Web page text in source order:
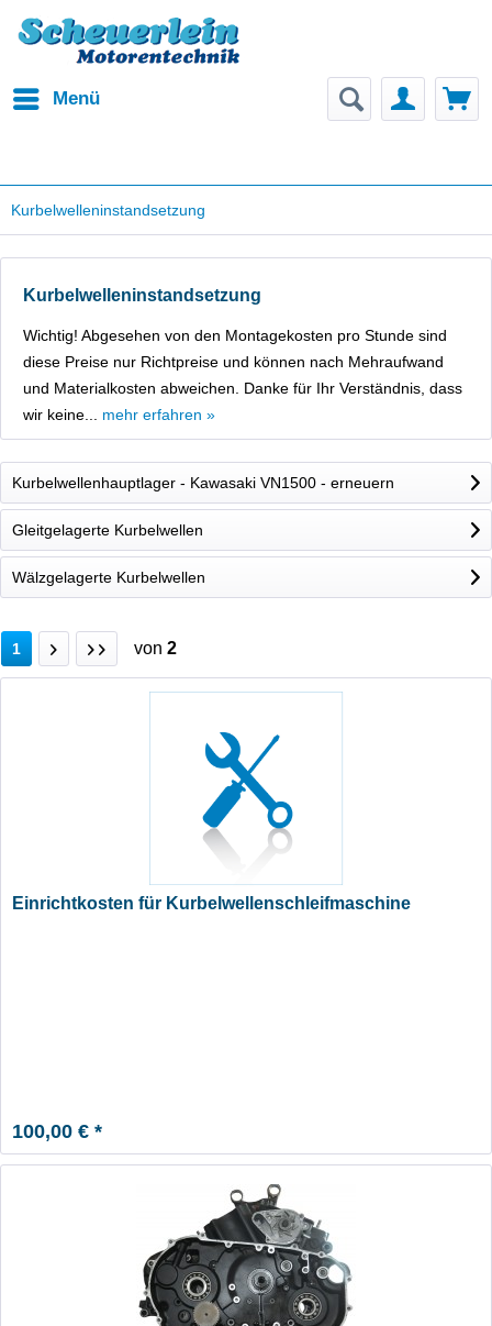
Menü
Kurbelwelleninstandsetzung
Kurbelwelleninstandsetzung
Wichtig! Abgesehen von den Montagekosten pro Stunde sind
diese Preise nur Richtpreise und können nach Mehraufwand
und Materialkosten abweichen. Danke für Ihr Verständnis, dass
wir keine... mehr erfahren »
Kurbelwellenhauptlager - Kawasaki VN1500 - erneuern
Gleitgelagerte Kurbelwellen
Wälzgelagerte Kurbelwellen
1 von 2
Einrichtkosten für Kurbelwellenschleifmaschine
100,00 € *